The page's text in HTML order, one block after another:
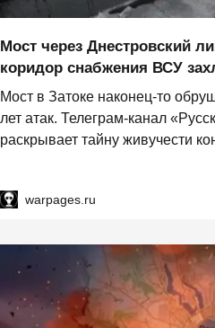
Мост через Днестровский
коридор снабжения ВСУ
Мост в Затоке наконец-то
лет атак. Телеграм-канал
раскрывает тайну живучести
warpages.ru